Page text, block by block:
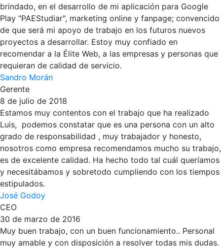
brindado, en el desarrollo de mi aplicación para Google
Play "PAEStudiar", marketing online y fanpage; convencido
de que será mi apoyo de trabajo en los futuros nuevos
proyectos a desarrollar. Estoy muy confiado en
recomendar a la Élite Web, a las empresas y personas que
requieran de calidad de servicio.
Sandro Morán
Gerente
8 de julio de 2018
Estamos muy contentos con el trabajo que ha realizado
Luis, podemos constatar que es una persona con un alto
grado de responsabilidad , muy trabajador y honesto,
nosotros como empresa recomendamos mucho su trabajo,
es de excelente calidad. Ha hecho todo tal cuál queríamos
y necesitábamos y sobretodo cumpliendo con los tiempos
estipulados.
José Godoy
CEO
30 de marzo de 2016
Muy buen trabajo, con un buen funcionamiento.. Personal
muy amable y con disposición a resolver todas mis dudas.